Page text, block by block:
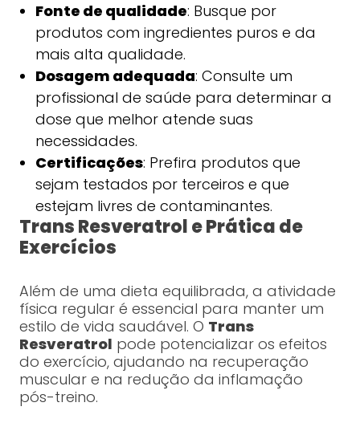
Fonte de qualidade: Busque por
produtos com ingredientes puros e da
mais alta qualidade.
Dosagem adequada: Consulte um
profissional de saúde para determinar a
dose que melhor atende suas
necessidades.
Certificações: Prefira produtos que
sejam testados por terceiros e que
estejam livres de contaminantes.
Trans Resveratrol e Prática de
Exercícios
Além de uma dieta equilibrada, a atividade
física regular é essencial para manter um
estilo de vida saudável. O Trans
Resveratrol pode potencializar os efeitos
do exercício, ajudando na recuperação
muscular e na redução da inflamação
pós-treino.